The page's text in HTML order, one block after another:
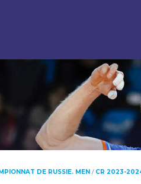
DE RUSSIE. MEN / CR 2023-